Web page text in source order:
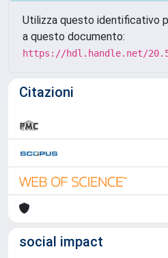
Utilizza questo identificativo
a questo documento:
https://hdl.handle.net/
Citazioni
social impact